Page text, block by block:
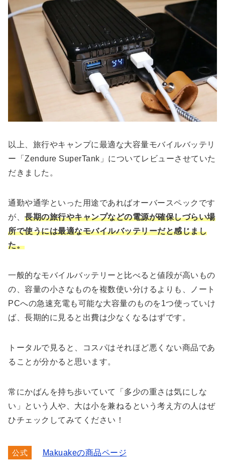
以上、旅行やキャンプに最適な大容量モバイルバッテリ
ー「Zendure SuperTank」についてレビューさせていた
だきました。
通勤や通学といった用途であればオーバースペックです
が、 長期の旅行やキャンプなどの電源が確保しづらい場
所で使うには最適なモバイルバッテリーだと感じまし
た。
一般的なモバイルバッテリーと比べると値段が高いもの
の、容量の小さなものを複数使い分けるよりも、ノート
PCへの急速充電も可能な大容量のものを1つ使っていけ
ば、長期的に見ると出費は少なくなるはずです。
トータルで見ると、コスパはそれほど悪くない商品であ
ることが分かると思います。
常にかばんを持ち歩いていて「多少の重さは気にしな
い」という人や、大は小を兼ねるという考え方の人はぜ
ひチェックしてみてください！
公式 Makuakeの商品ページ